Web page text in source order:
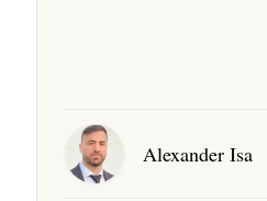
Alexander Isa